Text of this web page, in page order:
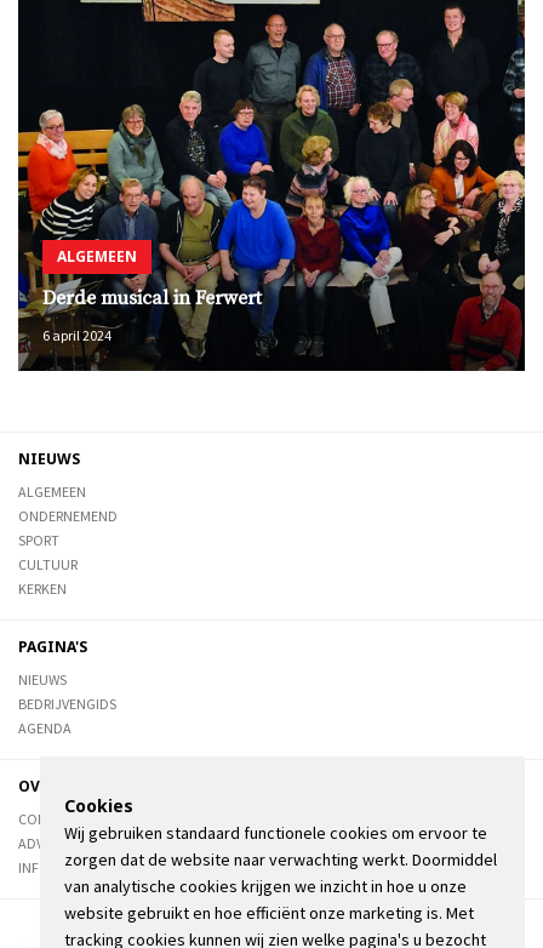
ALGEMEEN
Derde musical in Ferwert
6 april 2024
NIEUWS
ALGEMEEN
ONDERNEMEND
SPORT
CULTUUR
KERKEN
PAGINA'S
NIEUWS
BEDRIJVENGIDS
AGENDA
OVER DE STIENSER
CONTACT
ADVERTEREN
INFORMATIE
Cookies
Wij gebruiken standaard functionele cookies om ervoor te
zorgen dat de website naar verwachting werkt. Doormiddel
van analytische cookies krijgen we inzicht in hoe u onze
website gebruikt en hoe efficiënt onze marketing is. Met
tracking cookies kunnen wij zien welke pagina's u bezocht